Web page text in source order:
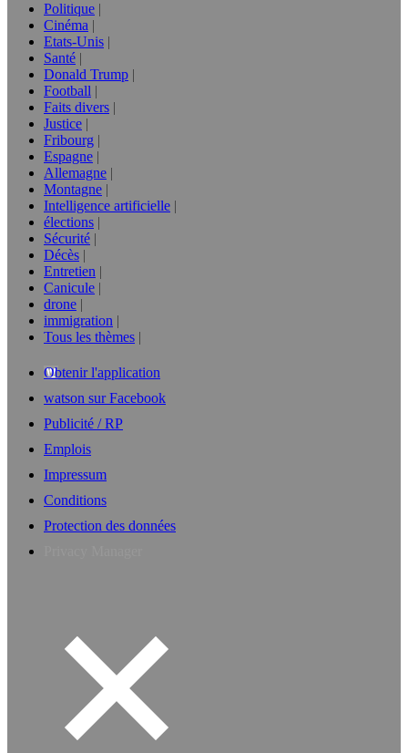
Politique
Cinéma
Etats-Unis
Santé
Donald Trump
Football
Faits divers
Justice
Fribourg
Espagne
Allemagne
Montagne
Intelligence artificielle
élections
Sécurité
Décès
Entretien
Canicule
drone
immigration
Tous les thèmes
Obtenir l'application
watson sur Facebook
Publicité / RP
Emplois
Impressum
Conditions
Protection des données